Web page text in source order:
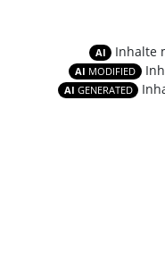
AI Inhalte
AI MODIFIED
AI GENERATED